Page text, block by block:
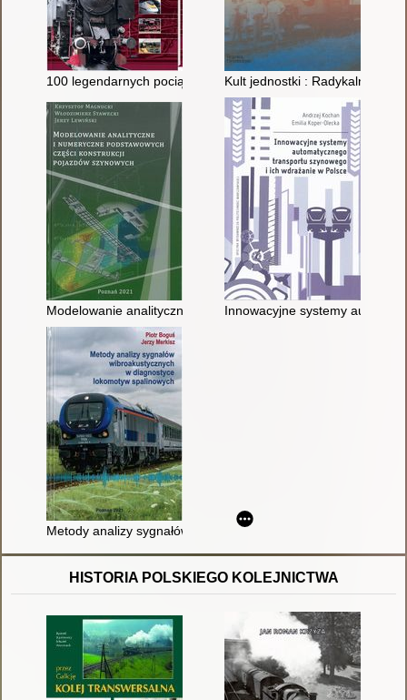
100 legendarnych pociągów Kult jednostki : Radykalni
Modelowanie analityczne i numeryczne podstawowych części
Innowacyjne systemy
Metody analizy sygnałów wibroakustycznych w diagnostyce
HISTORIA POLSKIEGO KOLEJNICTWA